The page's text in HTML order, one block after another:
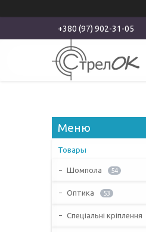
+380 (97) 902-31-05
Товары
Шомпола 54
Оптика 53
Спеціальні кріплення